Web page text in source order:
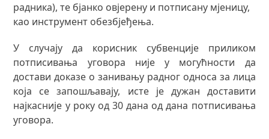
радника), те бјанко овјерену и потписану мјеницу,
као инструмент обезбјеђења.
У случају да корисник субвенције приликом
потписивања уговора није у могућности да
достави доказе о занивању радног односа за лица
која се запошљавају, исте је дужан доставити
најкасније у року од 30 дана од дана потписивања
уговора.